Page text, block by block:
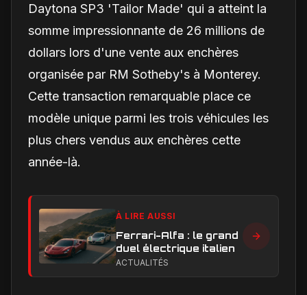
Daytona SP3 'Tailor Made' qui a atteint la
somme impressionnante de 26 millions de
dollars lors d'une vente aux enchères
organisée par RM Sotheby's à Monterey.
Cette transaction remarquable place ce
modèle unique parmi les trois véhicules les
plus chers vendus aux enchères cette
année-là.
À LIRE AUSSI
Ferrari-Alfa : le grand
duel électrique italien
ACTUALITÉS